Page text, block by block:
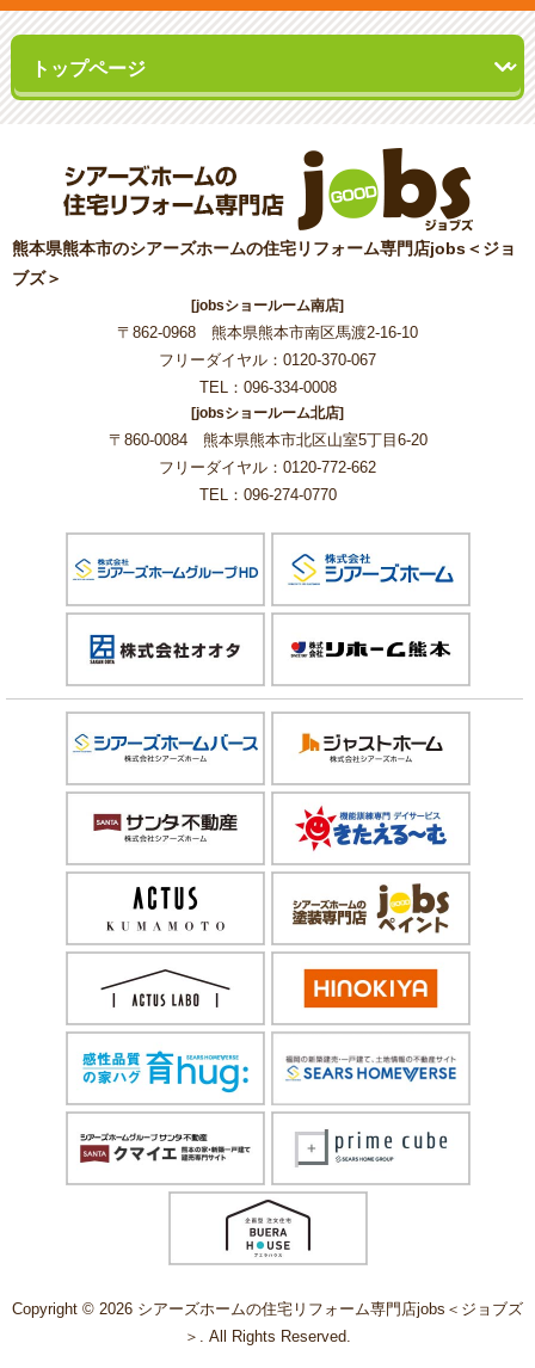
熊本県熊本市のシアーズホームの住宅リフォーム専門店jobs＜ジョ
ブズ＞
[jobsショールーム南店]
〒862-0968 熊本県熊本市南区馬渡2-16-10
フリーダイヤル：0120-370-067
TEL：096-334-0008
[jobsショールーム北店]
〒860-0084 熊本県熊本市北区山室5丁目6-20
フリーダイヤル：0120-772-662
TEL：096-274-0770
Copyright © 2026 シアーズホームの住宅リフォーム専門店jobs＜ジョブズ
＞. All Rights Reserved.